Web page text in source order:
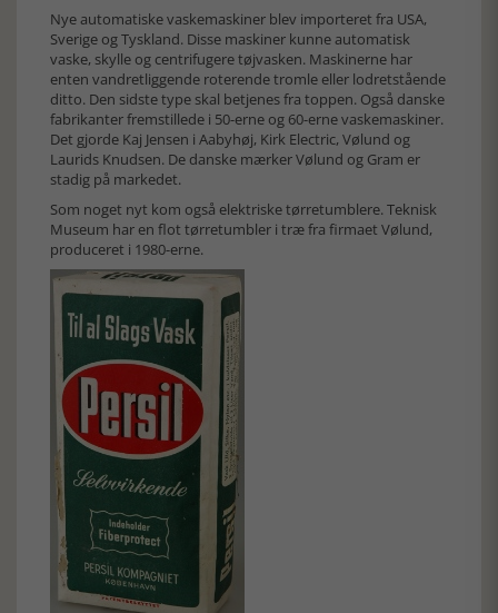
Nye automatiske vaskemaskiner blev importeret fra USA,
Sverige og Tyskland. Disse maskiner kunne automatisk
vaske, skylle og centrifugere tøjvasken. Maskinerne har
enten vandretliggende roterende tromle eller lodretstående
ditto. Den sidste type skal betjenes fra toppen. Også danske
fabrikanter fremstillede i 50-erne og 60-erne vaskemaskiner.
Det gjorde Kaj Jensen i Aabyhøj, Kirk Electric, Vølund og
Laurids Knudsen. De danske mærker Vølund og Gram er
stadig på markedet.
Som noget nyt kom også elektriske tørretumblere. Teknisk
Museum har en flot tørretumbler i træ fra firmaet Vølund,
produceret i 1980-erne.